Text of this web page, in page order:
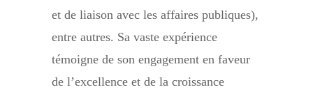
et de liaison avec les affaires publiques),
entre autres. Sa vaste expérience
témoigne de son engagement en faveur
de l’excellence et de la croissance